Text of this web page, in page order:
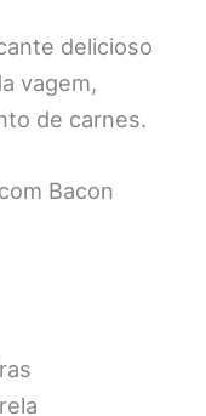
delicioso
vagem,
de carnes.
Bacon